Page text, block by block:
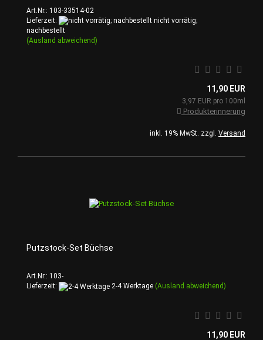
Art.Nr.: 103-33514-02
Lieferzeit:
nicht vorrätig;
nachbestellt
(Ausland abweichend)
11,90 EUR
3,97 EUR pro 100ml
Produkterinnerung
inkl. 19% MwSt. zzgl. Versand
Putzstock-Set Büchse
Art.Nr.: 103-
Lieferzeit:
2-4 Werktage (Ausland abweichend)
11,90 EUR